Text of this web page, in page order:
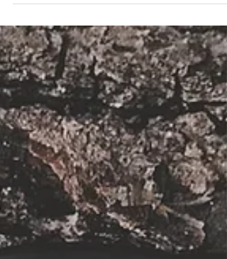
Четири семпли съставки и една
шоколадова форма :) 🕚 време за
приготвяне: 30 минути | 🍴порции: 6-10
Съставките 30 г какаово масло 20 г...